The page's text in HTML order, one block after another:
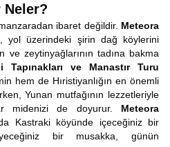
Neler?
ibaret değildir. Meteora
yol üzerindeki şirin dağ köylerini
zeytinyağlarının tadına bakma
Tapınakları ve Manastır Turu
hem de Hıristiyanlığın en önemli
Yunan mutfağının lezzetleriyle
midenizi de doyurur. Meteora
Kastraki köyünde içeceğiniz bir
bir musakka, günün